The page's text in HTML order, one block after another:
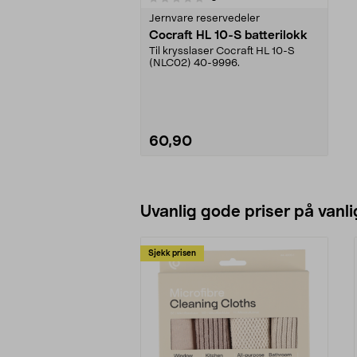
Jernvare reservedeler
Cocraft HL 10-S batterilokk
Til krysslaser Cocraft HL 10-S
(NLC02) 40-9996.
60,90
Uvanlig gode priser på
Sjekk prisen